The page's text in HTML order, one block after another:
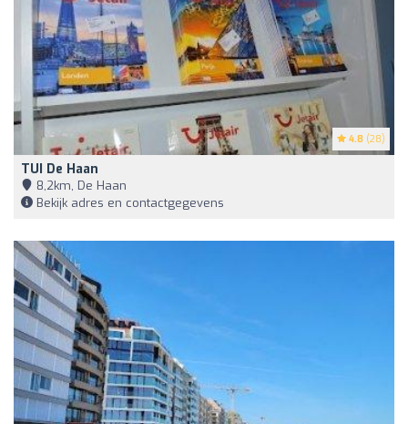
4.8 (28)
TUI De Haan
8,2km, De Haan
Bekijk adres en contactgegevens